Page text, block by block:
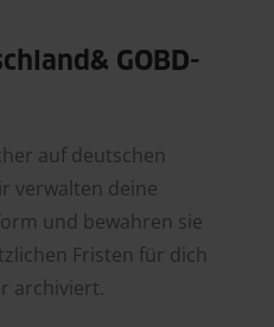
GOBD-
auf deutschen
verwalten deine
und bewahren sie
Fristen für dich
archiviert.